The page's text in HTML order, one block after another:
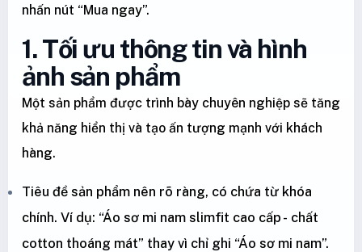
nhấn nút “Mua ngay”.
1. Tối ưu thông tin và hình
ảnh sản phẩm
Một sản phẩm được trình bày chuyên nghiệp sẽ tăng
khả năng hiển thị và tạo ấn tượng mạnh với khách
hàng.
Tiêu đề sản phẩm nên rõ ràng, có chứa từ khóa
chính. Ví dụ: “Áo sơ mi nam slimfit cao cấp - chất
cotton thoáng mát” thay vì chỉ ghi “Áo sơ mi nam”.